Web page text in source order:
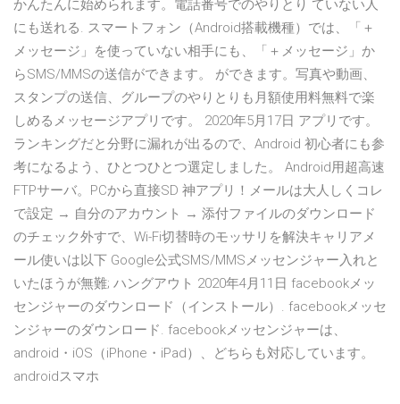
かんたんに始められます。電話番号でのやりとり ていない人
にも送れる. スマートフォン（Android搭載機種）では、「＋
メッセージ」を使っていない相手にも、「＋メッセージ」か
らSMS/MMSの送信ができます。 ができます。写真や動画、
スタンプの送信、グループのやりとりも月額使用料無料で楽
しめるメッセージアプリです。 2020年5月17日 アプリです。
ランキングだと分野に漏れが出るので、Android 初心者にも参
考になるよう、ひとつひとつ選定しました。 Android用超高速
FTPサーバ。PCから直接SD 神アプリ！メールは大人しくコレ
で設定 → 自分のアカウント → 添付ファイルのダウンロード
のチェック外すで、Wi-Fi切替時のモッサリを解決キャリアメ
ール使いは以下 Google公式SMS/MMSメッセンジャー入れと
いたほうが無難; ハングアウト 2020年4月11日 facebookメッ
センジャーのダウンロード（インストール）. facebookメッセ
ンジャーのダウンロード. facebookメッセンジャーは、
android・iOS（iPhone・iPad）、どちらも対応しています。
androidスマホ